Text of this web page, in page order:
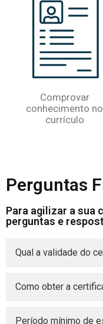
Comprovar
conhecimento no
currículo
Perguntas
Para agilizar a sua
perguntas e
Qual a validade do
Como obter a
Período mínimo de